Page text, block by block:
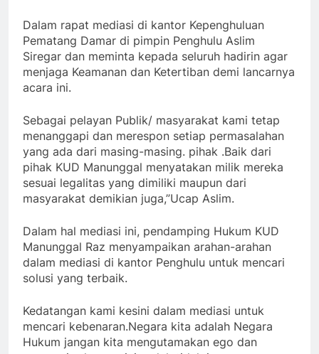
Dalam rapat mediasi di kantor Kepenghuluan
Pematang Damar di pimpin Penghulu Aslim
Siregar dan meminta kepada seluruh hadirin agar
menjaga Keamanan dan Ketertiban demi lancarnya
acara ini.
Sebagai pelayan Publik/ masyarakat kami tetap
menanggapi dan merespon setiap permasalahan
yang ada dari masing-masing. pihak .Baik dari
pihak KUD Manunggal menyatakan milik mereka
sesuai legalitas yang dimiliki maupun dari
masyarakat demikian juga,”Ucap Aslim.
Dalam hal mediasi ini, pendamping Hukum KUD
Manunggal Raz menyampaikan arahan-arahan
dalam mediasi di kantor Penghulu untuk mencari
solusi yang terbaik.
Kedatangan kami kesini dalam mediasi untuk
mencari kebenaran.Negara kita adalah Negara
Hukum jangan kita mengutamakan ego dan